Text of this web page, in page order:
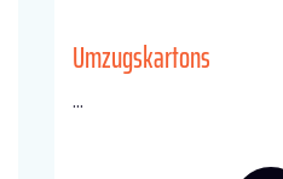
Umzugskartons
...